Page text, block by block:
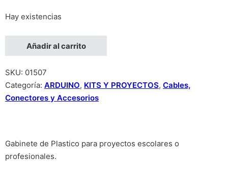
Hay existencias
Caja de Plastico 17xx13x6 Para Proyectos H20 cantidad
Añadir al carrito
SKU: 01507
Categoría: ARDUINO, KITS Y PROYECTOS, Cables,
Conectores y Accesorios
Gabinete de Plastico para proyectos escolares o
profesionales.